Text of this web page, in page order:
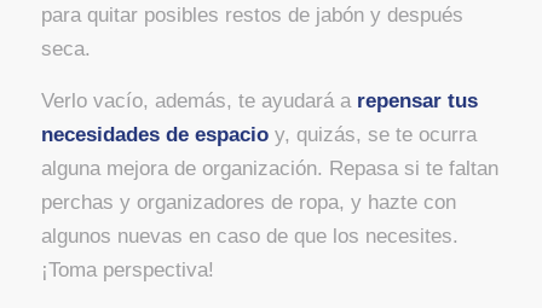
para quitar posibles restos de jabón y después
seca.
Verlo vacío, además, te ayudará arepensar tus
necesidades de espacioy, quizás, se te ocurra
alguna mejora de organización. Repasa si te faltan
perchas y organizadores de ropa, y hazte con
algunos nuevas en caso de que los necesites.
¡Toma perspectiva!